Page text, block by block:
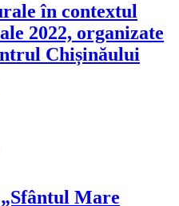
în contextul
2022, organizate
Chișinăului
Mare